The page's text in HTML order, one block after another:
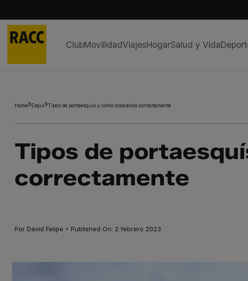
ClubMovilidadViajesHogarSalud y Vida
contenido
Home Esquí Tipos de portaesquís y cómo colocarlos correctamente
Tipos de
correctamente
Por David Felipe · Published On: 2 febrero 2023